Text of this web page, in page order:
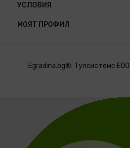
УСЛОВИЯ
МОЯТ ПРОФИЛ
Egradina.bg®. Тулсистемс